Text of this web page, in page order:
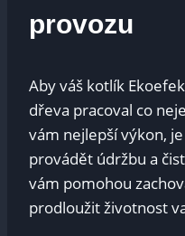
provozu
Aby váš kotlík
dřeva pracoval co
vám nejlepší výkon,
provádět údržbu a
vám pomohou
prodloužit životnost